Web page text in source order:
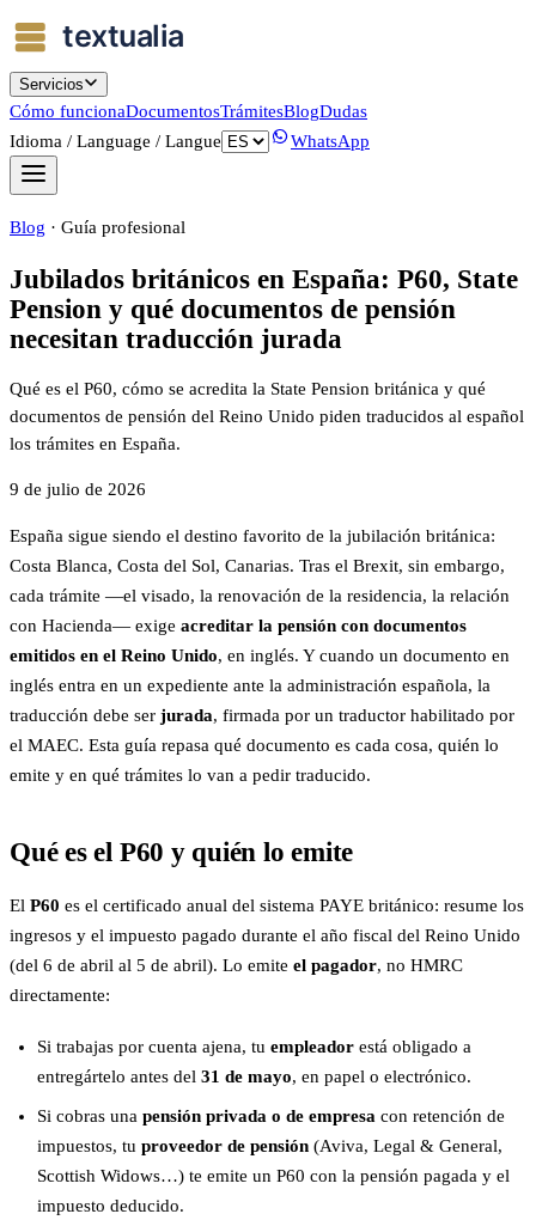
Servicios
Cómo funcionaDocumentosTrámitesBlogDudas
Idioma / Language / Langue
WhatsApp
Blog · Guía profesional
Jubilados británicos en España: P60, State
Pension y qué documentos de pensión
necesitan traducción jurada
Qué es el P60, cómo se acredita la State Pension británica y qué
documentos de pensión del Reino Unido piden traducidos al español
los trámites en España.
9 de julio de 2026
España sigue siendo el destino favorito de la jubilación británica:
Costa Blanca, Costa del Sol, Canarias. Tras el Brexit, sin embargo,
cada trámite —el visado, la renovación de la residencia, la relación
con Hacienda— exige acreditar la pensión con documentos
emitidos en el Reino Unido, en inglés. Y cuando un documento en
inglés entra en un expediente ante la administración española, la
traducción debe ser jurada, firmada por un traductor habilitado por
el MAEC. Esta guía repasa qué documento es cada cosa, quién lo
emite y en qué trámites lo van a pedir traducido.
Qué es el P60 y quién lo emite
El P60 es el certificado anual del sistema PAYE británico: resume los
ingresos y el impuesto pagado durante el año fiscal del Reino Unido
(del 6 de abril al 5 de abril). Lo emite el pagador, no HMRC
directamente:
Si trabajas por cuenta ajena, tu empleadorestá obligado a
entregártelo antes del 31 de mayo, en papel o electrónico.
Si cobras una pensión privada o de empresa con retención de
impuestos, tu proveedor de pensión(Aviva, Legal & General,
Scottish Widows…) te emite un P60 con la pensión pagada y el
impuesto deducido.